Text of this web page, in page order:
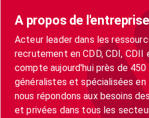
A propos de l'entreprise
Acteur leader dans les
recrutement en CDD, CDI, CDII
compte aujourd'hui près de
généralistes et spécialisées en
nous répondons aux besoins
et privées dans tous les